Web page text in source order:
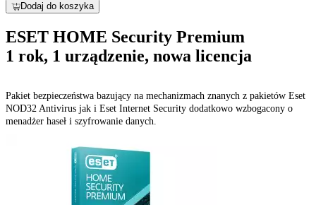
Dodaj do koszyka
ESET HOME Security Premium
1 rok, 1 urządzenie, nowa licencja
Pakiet bezpieczeństwa bazujący na mechanizmach znanych z pakietów Eset
NOD32 Antivirus jak i Eset Internet Security dodatkowo wzbogacony o
menadżer haseł i szyfrowanie danych.